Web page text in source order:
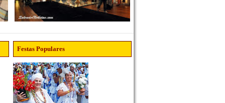
Festas Populares